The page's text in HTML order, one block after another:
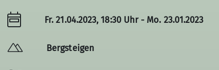
Fr. 21.04.2023, 18:30 Uhr - Mo. 23.01.2023
Bergsteigen